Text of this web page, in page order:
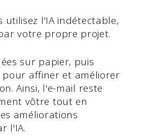
utilisez l'IA indétectable,
votre propre projet.
sur papier, puis
affiner et améliorer
Ainsi, l'e-mail reste
vôtre tout en
améliorations
l'IA.